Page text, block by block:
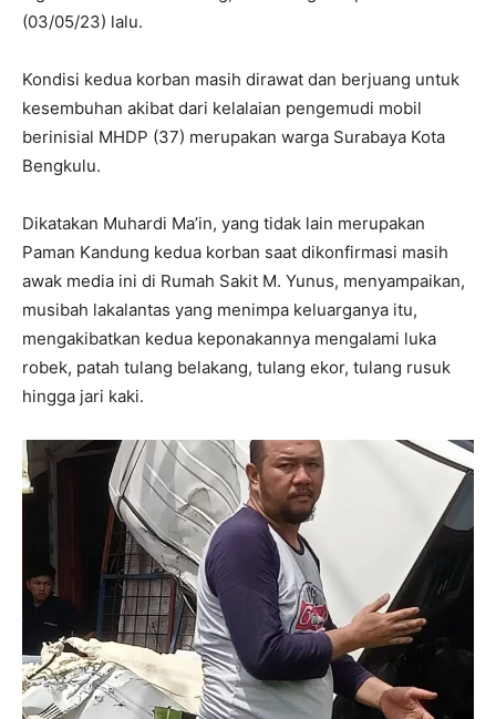
(03/05/23) lalu.
Kondisi kedua korban masih dirawat dan berjuang untuk
kesembuhan akibat dari kelalaian pengemudi mobil
berinisial MHDP (37) merupakan warga Surabaya Kota
Bengkulu.
Dikatakan Muhardi Ma’in, yang tidak lain merupakan
Paman Kandung kedua korban saat dikonfirmasi masih
awak media ini di Rumah Sakit M. Yunus, menyampaikan,
musibah lakalantas yang menimpa keluarganya itu,
mengakibatkan kedua keponakannya mengalami luka
robek, patah tulang belakang, tulang ekor, tulang rusuk
hingga jari kaki.